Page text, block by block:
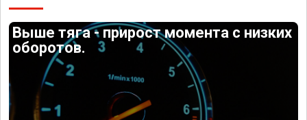
Выше тяга - прирост момента с низких
оборотов.